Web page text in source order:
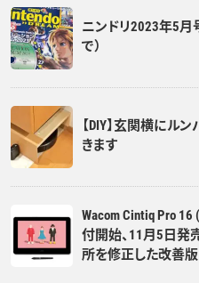
ニンドリ2023年5月
で）
【DIY】玄関横にル
きます
Wacom Cintiq Pro
付開始、11月5日
所を修正した改善版